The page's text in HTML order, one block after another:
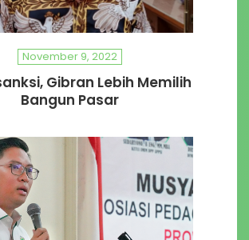
November 9, 2022
Gibran Lebih Memilih
Bangun Pasar